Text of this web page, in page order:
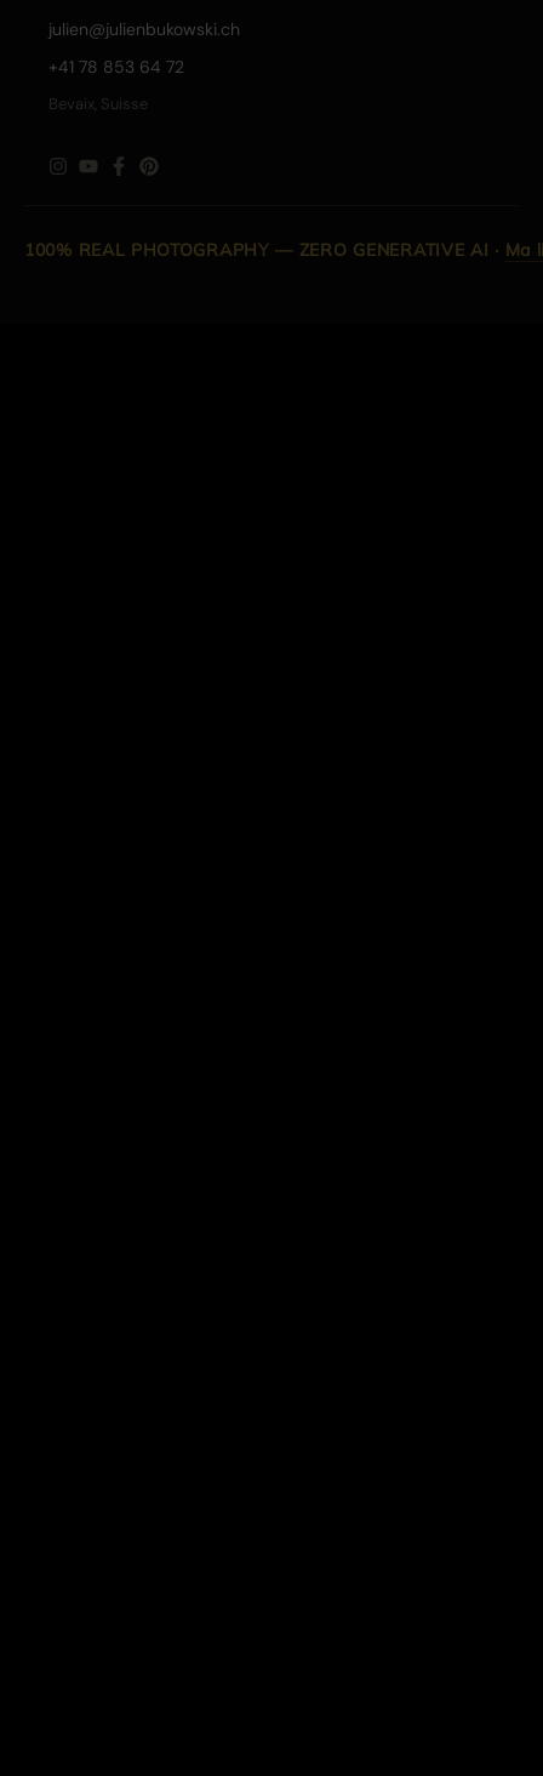
julien@julienbukowski.ch
+41 78 853 64 72
Bevaix, Suisse
100% REAL PHOTOGRAPHY — ZERO GENERATIVE AI · Ma